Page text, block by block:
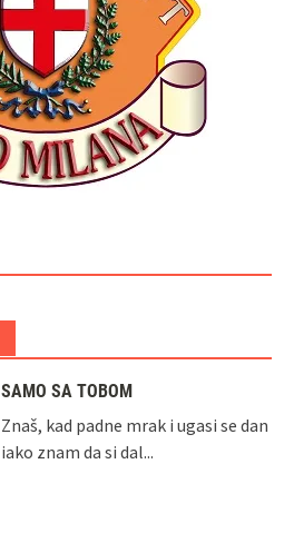
SAMO SA TOBOM
Znaš, kad padne mrak i ugasi se dan
iako znam da si dal...